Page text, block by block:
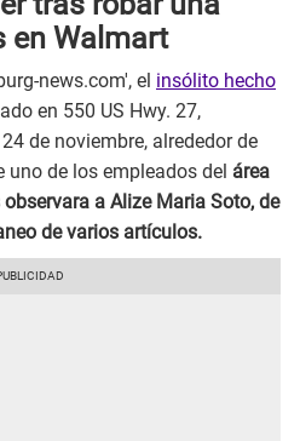
en Walmart
news.com', el insólito hecho
en 550 US Hwy. 27,
de noviembre, alrededor de
uno de los empleados del área
a Alize Maria Soto, de
de varios artículos.